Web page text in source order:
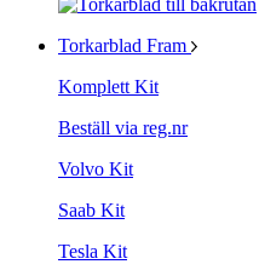
Torkarblad Fram
Komplett Kit
Beställ via reg.nr
Volvo Kit
Saab Kit
Tesla Kit